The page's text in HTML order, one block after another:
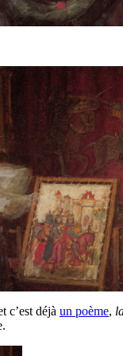
c’est déjà un poème,